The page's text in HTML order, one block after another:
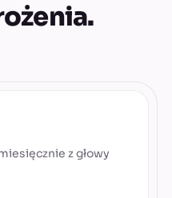
z głowy